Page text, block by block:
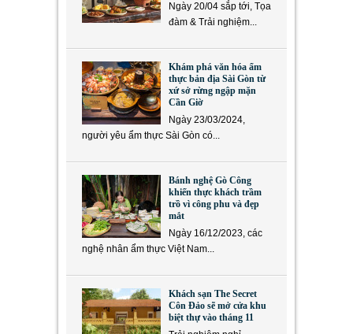
Ngày 20/04 sắp tới, Tọa
đàm & Trải nghiệm...
Khám phá văn hóa ẩm
thực bản địa Sài Gòn từ
xứ sở rừng ngập mặn
Cần Giờ
Ngày 23/03/2024,
người yêu ẩm thực Sài Gòn có...
Bánh nghệ Gò Công
khiến thực khách trầm
trồ vì công phu và đẹp
mắt
Ngày 16/12/2023, các
nghệ nhân ẩm thực Việt Nam...
Khách sạn The Secret
Côn Đảo sẽ mở cửa khu
biệt thự vào tháng 11